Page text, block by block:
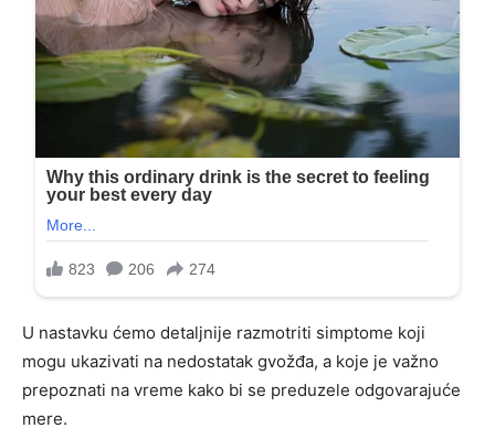
U nastavku ćemo detaljnije razmotriti simptome koji
mogu ukazivati na nedostatak gvožđa, a koje je važno
prepoznati na vreme kako bi se preduzele odgovarajuće
mere.